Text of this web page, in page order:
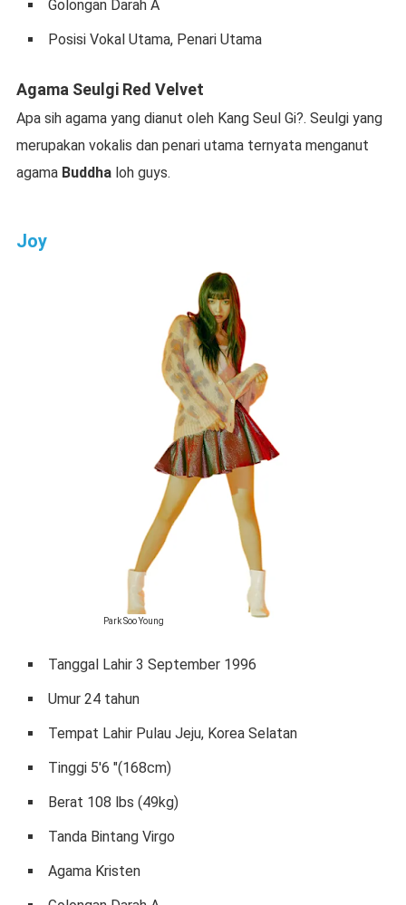
Golongan Darah A
Posisi Vokal Utama, Penari Utama
Agama Seulgi Red Velvet
Apa sih agama yang dianut oleh Kang Seul Gi?. Seulgi yang
merupakan vokalis dan penari utama ternyata menganut
agama Buddha loh guys.
Joy
Park Soo Young
Tanggal Lahir 3 September 1996
Umur 24 tahun
Tempat Lahir Pulau Jeju, Korea Selatan
Tinggi 5'6 "(168cm)
Berat 108 lbs (49kg)
Tanda Bintang Virgo
Agama Kristen